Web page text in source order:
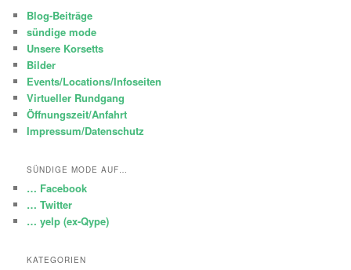
Blog-Beiträge
sündige mode
Unsere Korsetts
Bilder
Events/Locations/Infoseiten
Virtueller Rundgang
Öffnungszeit/Anfahrt
Impressum/Datenschutz
SÜNDIGE MODE AUF…
… Facebook
… Twitter
… yelp (ex-Qype)
KATEGORIEN